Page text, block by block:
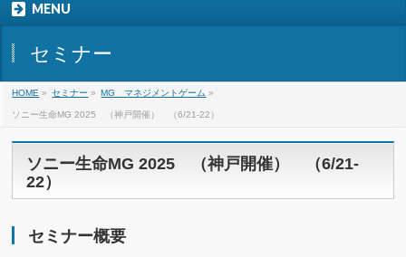
MENU
セミナー
HOME » セミナー » MG マネジメントゲーム »
ソニー生命MG 2025 （神戸開催） （6/21-22）
ソニー生命MG 2025 （神戸開催） （6/21-
22）
セミナー概要